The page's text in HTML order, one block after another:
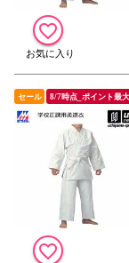
セール 8/7時点_ポイント最